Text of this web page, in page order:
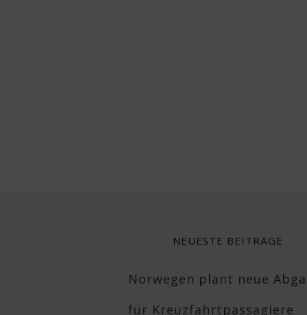
NEUESTE BEITRÄGE
Norwegen plant neue
für Kreuzfahrtpassagiere